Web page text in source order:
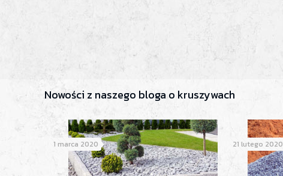
Nowości z naszego bloga o kruszywach
1 marca 2020 21 lutego 2020